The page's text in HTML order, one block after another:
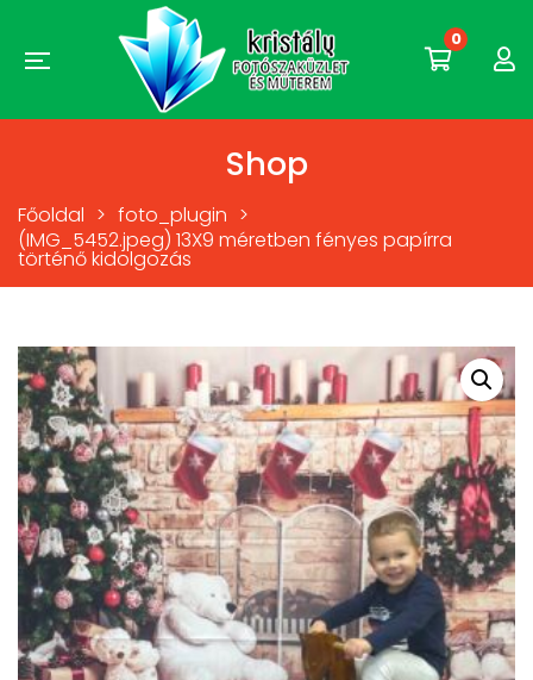
0
Shop
Főoldal > foto_plugin >
(IMG_5452.jpeg) 13X9 méretben fényes papírra
történő kidolgozás